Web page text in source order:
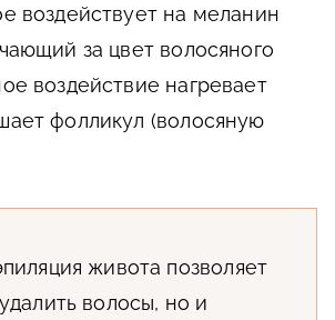
воздействует на меланин
за цвет волосяного
воздействие нагревает
фолликул (волосяную
живота позволяет
волосы, но и